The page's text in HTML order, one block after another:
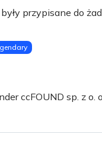
przypisane do
ccFOUND sp. z